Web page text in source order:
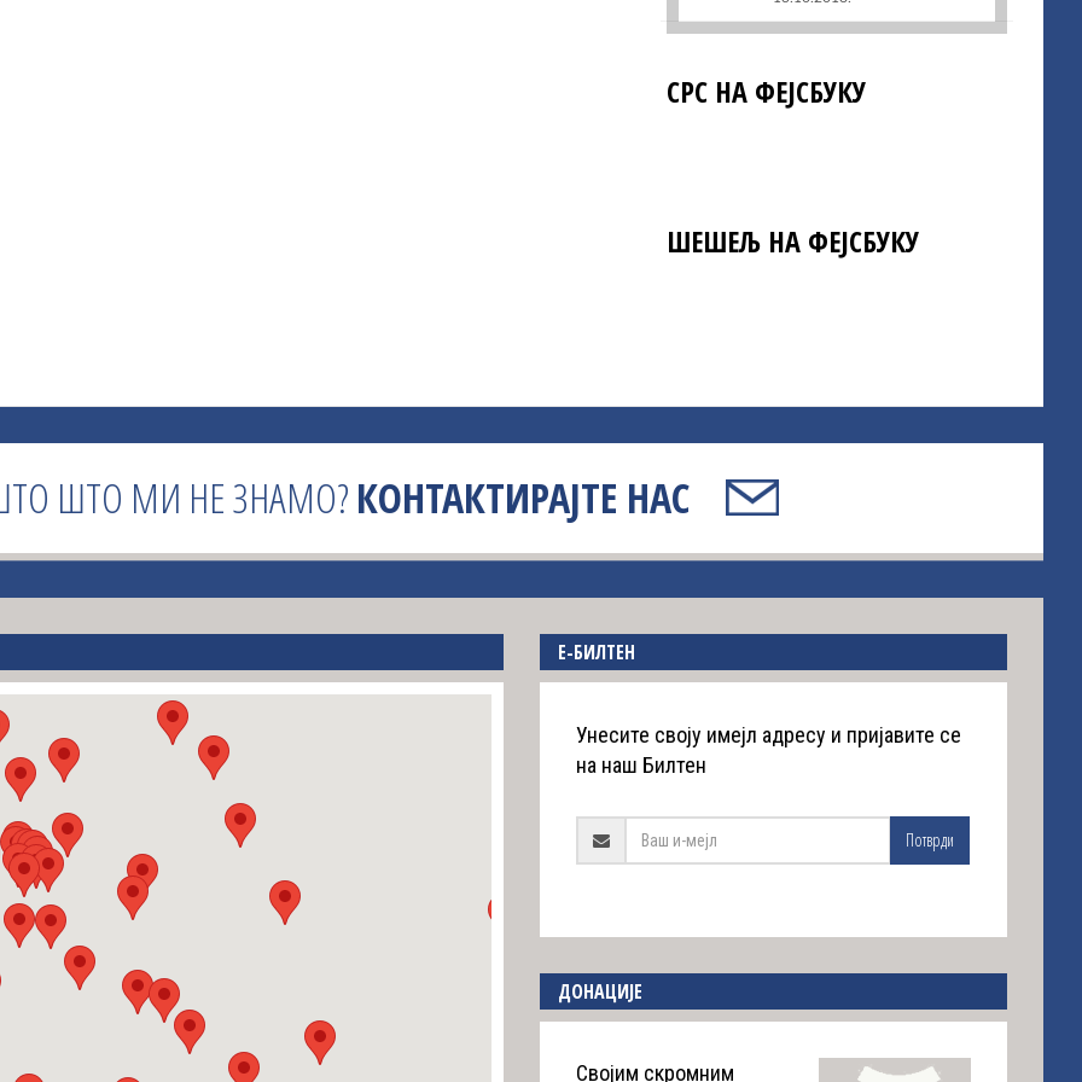
СРС НА ФЕЈСБУКУ
ШЕШЕЉ НА ФЕЈСБУКУ
ШТО МИ НЕ ЗНАМО?КОНТАКТИРАЈТЕ НАС
E-БИЛТЕН
Унесите своју имејл адресу и пријавите се
на наш Билтен
Потврди
ДОНАЦИЈЕ
Својим скромним